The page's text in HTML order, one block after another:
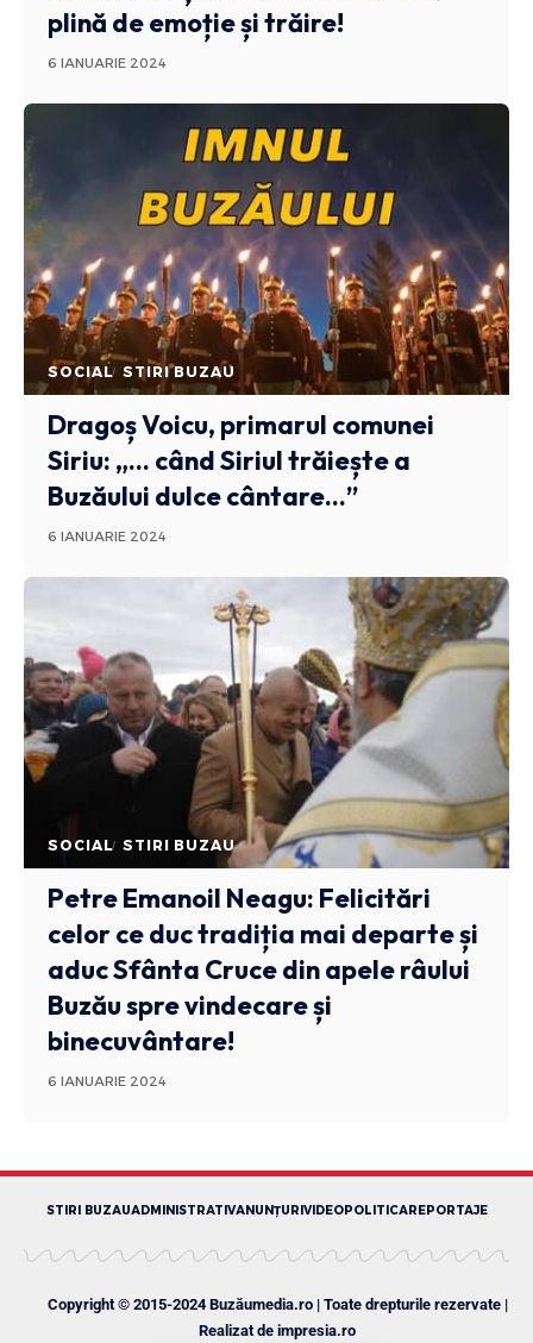
plină de emoție și trăire!
6 IANUARIE 2024
SOCIAL STIRI BUZAU
Dragoș Voicu, primarul comunei
Siriu: „… când Siriul trăiește a
Buzăului dulce cântare…”
6 IANUARIE 2024
SOCIAL STIRI BUZAU
Petre Emanoil Neagu: Felicitări
celor ce duc tradiția mai departe și
aduc Sfânta Cruce din apele râului
Buzău spre vindecare și
binecuvântare!
6 IANUARIE 2024
STIRI BUZAUADMINISTRATIVANUNȚURIVIDEOPOLITICAREPORTAJE
Copyright © 2015-2024 Buzăumedia.ro | Toate drepturile rezervate |
Realizat de impresia.ro